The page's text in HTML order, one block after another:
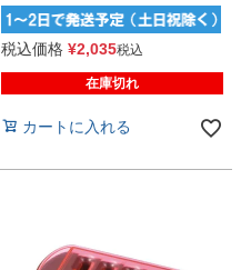
税込価格 ¥2,035税込
在庫切れ
カートに入れる